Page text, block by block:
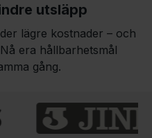
utsläpp
lägre kostnader – och
era hållbarhetsmål
gång.